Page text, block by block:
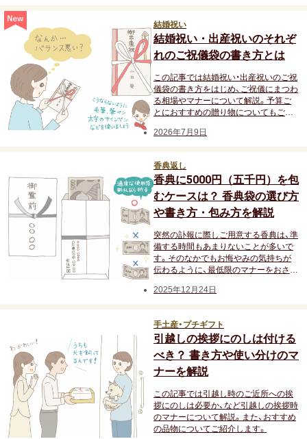
初節句祝い
入学祝い
七五三
仕事のお祝い・ギフト
創立・創業記念（周年記念）
転職祝い
就職祝い
開店・移転祝い
昇進・栄転祝い
叙勲祝い
永年勤続表彰
陣中見舞い
結婚祝い
結婚祝い・出産祝いのそれぞ
れのご祝儀袋の書き方とは
この記事では結婚祝い・出産祝いのご祝
儀袋の書き方をはじめ、ご祝儀にまつわ
る相場やマナーについて解説。予算ご
とにおすすめの贈り物についてもご紹
2026年7月9日
香典返し
香典に5000円（五千円）を包
むケースは？ 香典袋の選び方
や書き方・包み方を解説
突然の訃報に際しご用意する香典は、準
備する時間もあまりないことが多いで
す。そのなかでもお悔やみの気持ちが
伝わるように、最低限のマナーをおさえ
5000円（五千円）を包む際の香典袋の選
2025年12月24日
手土産・プチギフト
引越しの挨拶にのしは付ける
べき？ 書き方や使い分けのマ
ナーを解説
この記事では引越し時のご近所への挨
拶にのしは必要か、など引越しの挨拶時
のマナーについて解説。また、おすすめ
の品物についてご紹介します。